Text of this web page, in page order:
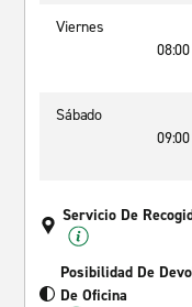
Viernes
Sábado
Servicio De
Posibilidad De
De Oficina